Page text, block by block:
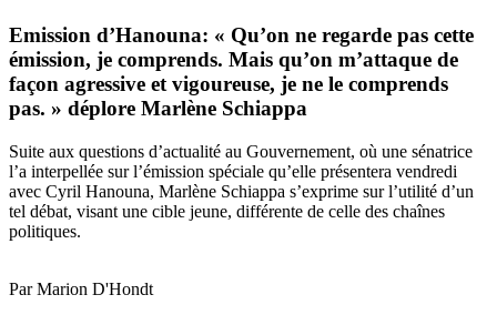
Emission d’Hanouna: « Qu’on ne regarde pas cette
émission, je comprends. Mais qu’on m’attaque de
façon agressive et vigoureuse, je ne le comprends
pas. » déplore Marlène Schiappa
Suite aux questions d’actualité au Gouvernement, où une sénatrice
l’a interpellée sur l’émission spéciale qu’elle présentera vendredi
avec Cyril Hanouna, Marlène Schiappa s’exprime sur l’utilité d’un
tel débat, visant une cible jeune, différente de celle des chaînes
politiques.
Par Marion D'Hondt